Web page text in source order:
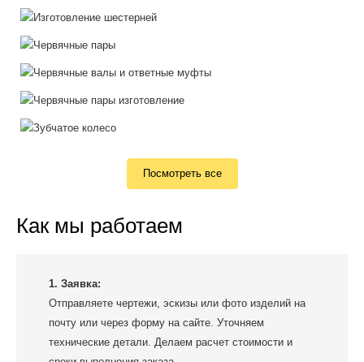
Посмотреть все
Как мы работаем
1. Заявка:
Отправляете чертежи, эскизы или фото изделий на
почту или через форму на сайте. Уточняем
технические детали. Делаем расчет стоимости и